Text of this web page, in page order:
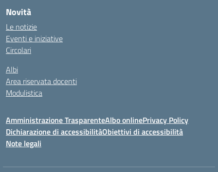
Novità
Le notizie
Eventi e iniziative
Circolari
Albi
Area riservata docenti
Modulistica
Amministrazione TrasparenteAlbo onlinePrivacy Policy
Dichiarazione di accessibilitàObiettivi di accessibilità
Note legali